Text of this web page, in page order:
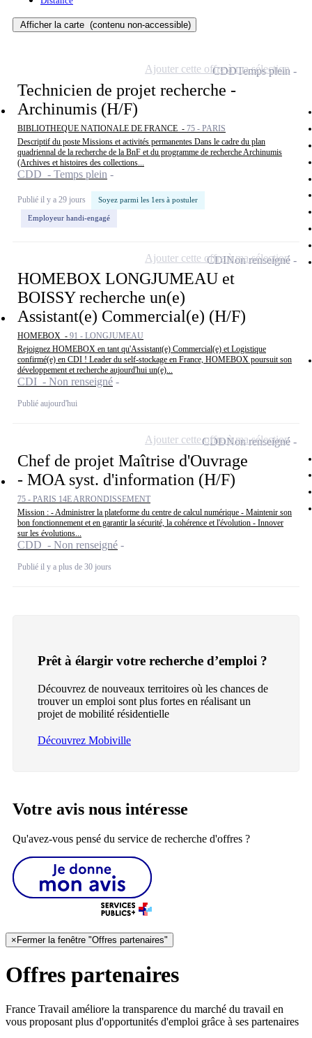
Afficher la carte (contenu non-accessible)
Technicien de projet recherche -
Archinumis (H/F)
BIBLIOTHEQUE NATIONALE DE FRANCE - 75 - PARIS
Descriptif du poste Missions et activités permanentes Dans le cadre du plan
quadriennal de la recherche de la BnF et du programme de recherche Archinumis
(Archives et histoires des collections...
CDD - Temps plein
Publié il y a 29 jours Soyez parmi les 1ers à postuler
Employeur handi-engagé
CDDTemps plein
Ajouter cette offre à ma sélection
HOMEBOX LONGJUMEAU et
BOISSY recherche un(e)
Assistant(e) Commercial(e) (H/F)
HOMEBOX - 91 - LONGJUMEAU
Rejoignez HOMEBOX en tant qu'Assistant(e) Commercial(e) et Logistique
confirmé(e) en CDI ! Leader du self-stockage en France, HOMEBOX poursuit son
développement et recherche aujourd'hui un(e)...
CDI - Non renseigné
Publié aujourd'hui
CDINon renseigné
Ajouter cette offre à ma sélection
Chef de projet Maîtrise d'Ouvrage
- MOA syst. d'information (H/F)
75 - PARIS 14E ARRONDISSEMENT
Mission : - Administrer la plateforme du centre de calcul numérique - Maintenir son
bon fonctionnement et en garantir la sécurité, la cohérence et l'évolution - Innover
sur les évolutions...
CDD - Non renseigné
Publié il y a plus de 30 jours
CDDNon renseigné
Ajouter cette offre à ma sélection
Prêt à élargir votre recherche d’emploi ?
Découvrez de nouveaux territoires où les chances de
trouver un emploi sont plus fortes en réalisant un
projet de mobilité résidentielle
Découvrez Mobiville
Votre avis nous intéresse
Qu'avez-vous pensé du service de recherche d'offres ?
× Fermer la fenêtre "Offres partenaires"
Offres partenaires
France Travail améliore la transparence du marché du travail en
vous proposant plus d'opportunités d'emploi grâce à ses partenaires